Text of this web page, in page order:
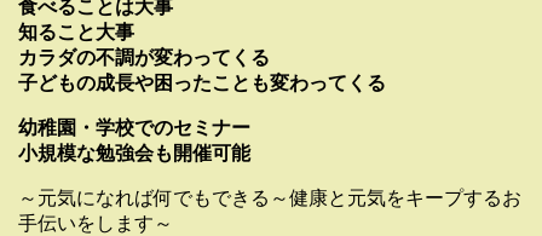
食べることは大事
知ること大事
カラダの不調が変わってくる
子どもの成長や困ったことも変わってくる
幼稚園・学校でのセミナー
小規模な勉強会も開催可能
～元気になれば何でもできる～健康と元気をキープするお
手伝いをします～